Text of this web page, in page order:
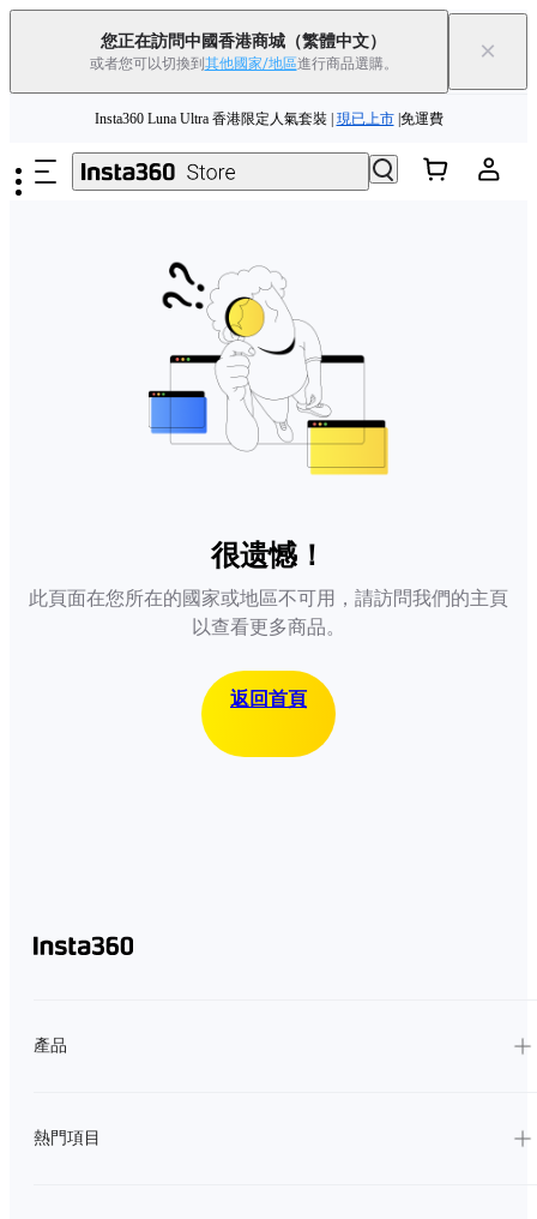
您正在訪問中國香港商城 （繁體中文）
或者您可以切換到 其他國家/地區進行商品選購。 ×
Insta360 Luna Ultra 香港限定人氣套裝 | 現已上市|免運費
夏季優惠 | 精選商品低至 立即選購
舊機換新機，享現金回饋或優惠券
Insta360 Luna Ultra 香港限定人氣套裝 |
很遗憾！
此頁面在您所在的國家或地區不可用，請訪問我們的主頁
以查看更多商品。
返回首頁
產品
熱門項目